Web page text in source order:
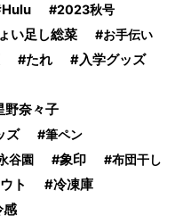
Hulu 2023秋号
い足し総菜 お手伝い
たれ 入学グッズ
野奈々子
ズ 筆ペン
谷園 象印 布団干し
ト 冷凍庫
感